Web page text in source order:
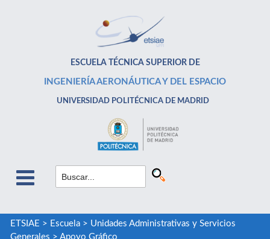
ESCUELA TÉCNICA SUPERIOR DE
INGENIERÍA AERONÁUTICA Y DEL ESPACIO
UNIVERSIDAD POLITÉCNICA DE MADRID
ETSIAE > Escuela> Unidades Administrativas y Servicios
Generales > Apoyo Gráfico